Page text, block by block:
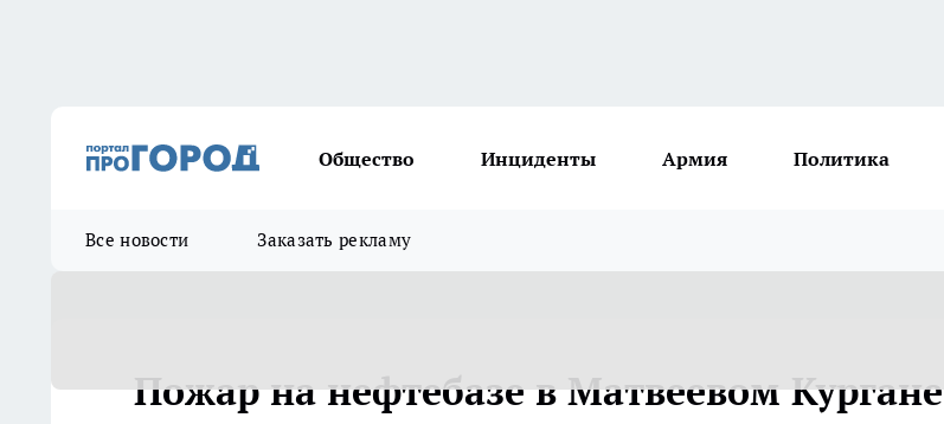
Общество Инциденты Армия Политика
Все новости Заказать рекламу
Пожар на нефтебазе в Матвеевом Кургане